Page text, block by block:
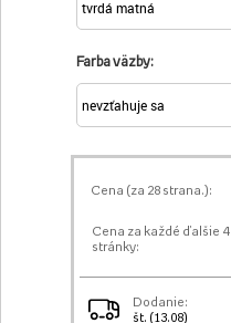
Farba väzby:
Cena (za 28 strana.):
Cena za každé ďalšie 4
stránky:
Dodanie:
št. (13.08)